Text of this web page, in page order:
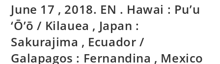
.
June 17 , 2018. EN . Hawai : Pu’u
‘Ō’ō / Kilauea , Japan :
Sakurajima , Ecuador /
Galapagos : Fernandina , Mexico